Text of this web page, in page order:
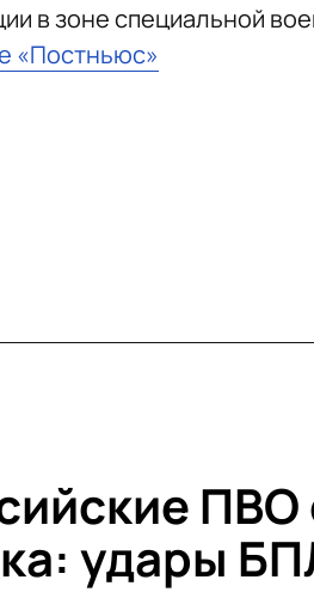
в зоне специальной
«Постньюс»
ПВО
удары